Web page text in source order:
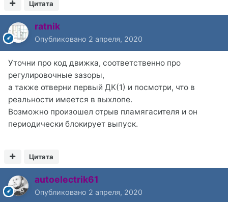
Цитата
ratnik
Опубликовано 2 апреля, 2020
Уточни про код движка, соответственно про
регулировочные зазоры,
а также отверни первый ДК(1) и посмотри, что в
реальности имеется в выхлопе.
Возможно произошел отрыв пламягасителя и он
периодически блокирует выпуск.
Цитата
autoelectrik61
Опубликовано 2 апреля, 2020